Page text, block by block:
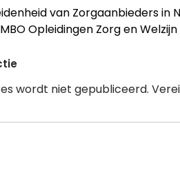
van Zorgaanbieders in
MBO Opleidingen Zorg en
wordt niet gepubliceerd.